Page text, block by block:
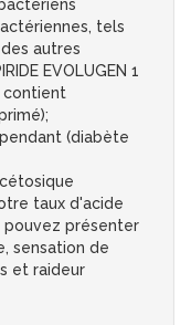
tels
autres
EVOLUGEN 1
contient
(diabète
taux d'acide
pouvez présenter
sensation de
et raideur